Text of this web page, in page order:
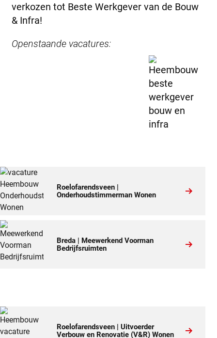
verkozen tot Beste Werkgever van de Bouw
& Infra!
Openstaande vacatures:
Roelofarendsveen |
Onderhoudstimmerman Wonen
Breda | Meewerkend Voorman
Bedrijfsruimten
Roelofarendsveen | Uitvoerder
Verbouw en Renovatie (V&R) Wonen